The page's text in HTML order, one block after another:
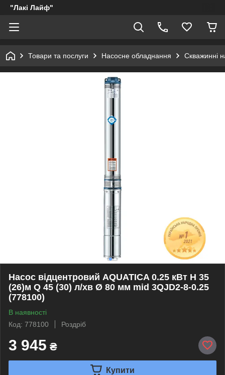
"Лакі Лайф"
Товари та послуги Насосне обладнання Скважинні
Насос відцентровий AQUATICA 0.25 кВт H 35
(26)м Q 45 (30) л/хв Ø 80 мм mid 3QJD2-8-0.25
(778100)
В наявності
Код: 778100
Роздріб
3 945 ₴
Купити